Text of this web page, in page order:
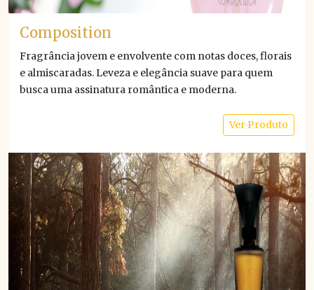
Composition
Fragrância jovem e envolvente com notas doces, florais
e almiscaradas. Leveza e elegância suave para quem
busca uma assinatura romântica e moderna.
Ver Produto